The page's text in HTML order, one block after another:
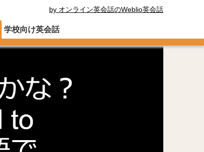
by オンライン英会話のWeblio英会話
学校向け英会話